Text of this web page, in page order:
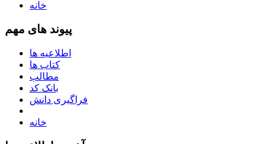
خانه
پیوند های مهم
اطلاعیه ها
کتاب ها
مطالب
بانک کد
فراگیری دانش
خانه